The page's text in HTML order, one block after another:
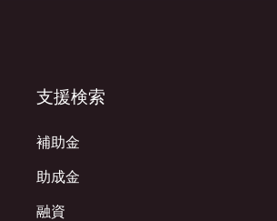
支援検索
補助金
助成金
融資